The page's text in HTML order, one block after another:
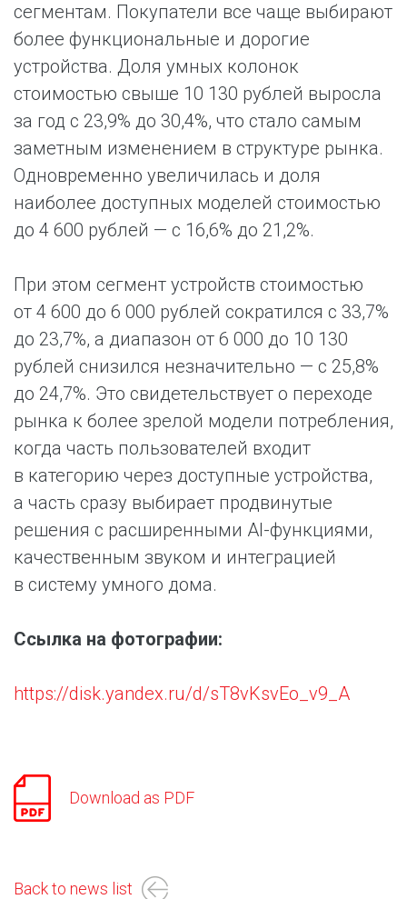
сегментам. Покупатели все чаще выбирают
более функциональные и дорогие
устройства. Доля умных колонок
стоимостью свыше 10 130 рублей выросла
за год с 23,9% до 30,4%, что стало самым
заметным изменением в структуре рынка.
Одновременно увеличилась и доля
наиболее доступных моделей стоимостью
до 4 600 рублей — с 16,6% до 21,2%.
При этом сегмент устройств стоимостью
от 4 600 до 6 000 рублей сократился с 33,7%
до 23,7%, а диапазон от 6 000 до 10 130
рублей снизился незначительно — с 25,8%
до 24,7%. Это свидетельствует о переходе
рынка к более зрелой модели потребления,
когда часть пользователей входит
в категорию через доступные устройства,
а часть сразу выбирает продвинутые
решения с расширенными AI-функциями,
качественным звуком и интеграцией
в систему умного дома.
Ссылка на фотографии:
https://disk.yandex.ru/d/sT8vKsvEo_v9_A
Download as PDF
Back to news list